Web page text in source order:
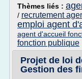
Thèmes liés :
/ recrutement
emploi agent
agent d'accueil
fonction publique
Projet de loi
Gestion des